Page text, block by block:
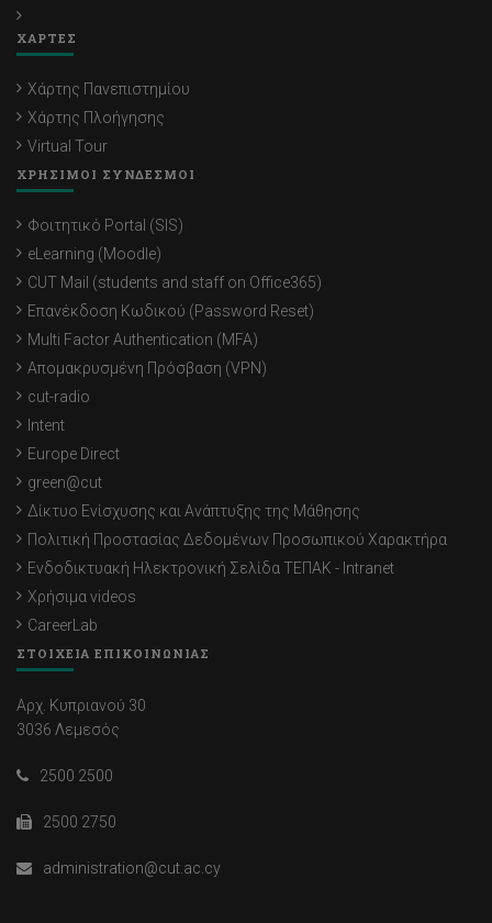
ΧΑΡΤΕΣ
Χάρτης Πανεπιστημίου
Χάρτης Πλοήγησης
Virtual Tour
ΧΡΗΣΙΜΟΙ ΣΥΝΔΕΣΜΟΙ
Φοιτητικό Portal (SIS)
eLearning (Moodle)
CUT Mail (students and staff on Office365)
Επανέκδοση Κωδικού (Password Reset)
Multi Factor Authentication (MFA)
Απομακρυσμένη Πρόσβαση (VPN)
cut-radio
Intent
Europe Direct
green@cut
Δίκτυο Ενίσχυσης και Ανάπτυξης της Μάθησης
Πολιτική Προστασίας Δεδομένων Προσωπικού Χαρακτήρα
Ενδοδικτυακή Ηλεκτρονική Σελίδα ΤΕΠΑΚ - Intranet
Χρήσιμα videos
CareerLab
ΣΤΟΙΧΕΙΑ ΕΠΙΚΟΙΝΩΝΙΑΣ
Αρχ. Κυπριανού 30
3036 Λεμεσός
2500 2500
2500 2750
administration@cut.ac.cy